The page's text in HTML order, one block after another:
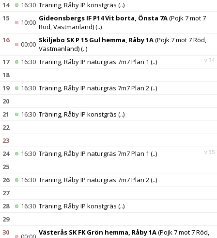
14
16:30 Träning, Råby IP konstgräs (..)
15
10:00 Gideonsbergs IF P14 Vit borta, Önsta 7A(Pojk 7 mot 7
Röd, Västmanland)(..)
16
00:00 Skiljebo SK P 15 Gul hemma, Råby 1A(Pojk 7 mot 7 Röd,
Västmanland)(..)
v.34
17 16:30 Träning, Råby IP naturgräs 7m7 Plan 1 (..)
18
19
16:30 Träning, Råby IP naturgräs 7m7 Plan 2(..)
20
21
16:30 Träning, Råby IP konstgräs (..)
22
23
v.35
24 16:30 Träning, Råby IP naturgräs 7m7 Plan 1 (..)
25
26
16:30 Träning, Råby IP naturgräs 7m7 Plan 2(..)
27
28
16:30 Träning, Råby IP konstgräs (..)
29
30
Västerås SK FK Grön hemma, Råby 1A(Pojk 7 mot 7 Röd,